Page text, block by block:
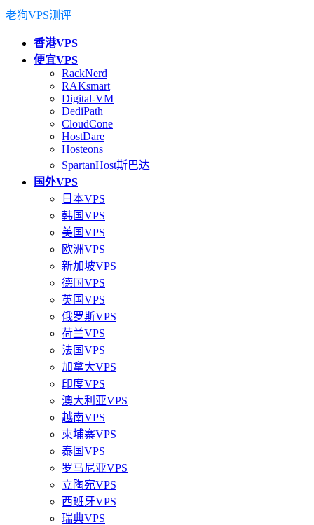
老狗VPS测评
香港VPS
便宜VPS
RackNerd
RAKsmart
Digital-VM
DediPath
CloudCone
HostDare
Hosteons
SpartanHost斯巴达
国外VPS
日本VPS
韩国VPS
美国VPS
欧洲VPS
新加坡VPS
德国VPS
英国VPS
俄罗斯VPS
荷兰VPS
法国VPS
加拿大VPS
印度VPS
澳大利亚VPS
越南VPS
柬埔寨VPS
泰国VPS
罗马尼亚VPS
立陶宛VPS
西班牙VPS
瑞典VPS